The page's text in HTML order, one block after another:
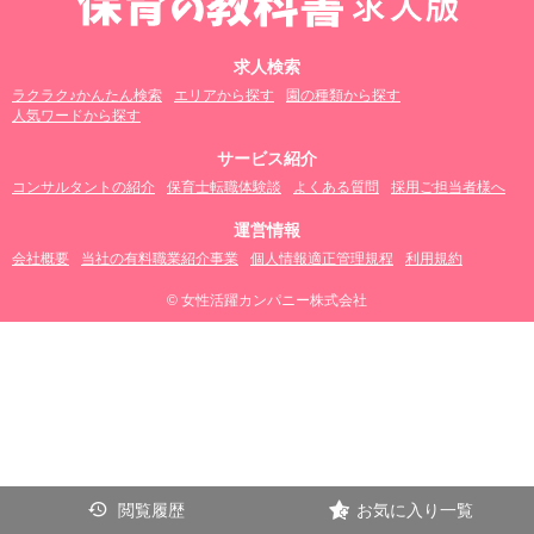
求人検索
ラクラク♪かんたん検索 エリアから探す
園の種類から探す
人気ワードから探す
サービス紹介
コンサルタントの紹介 保育士転職体験談 よくある質問 採用ご担当者様へ
運営情報
会社概要 当社の有料職業紹介事業 個人情報適正管理規程 利用規約
© 女性活躍カンパニー株式会社
閲覧履歴 お気に入り一覧